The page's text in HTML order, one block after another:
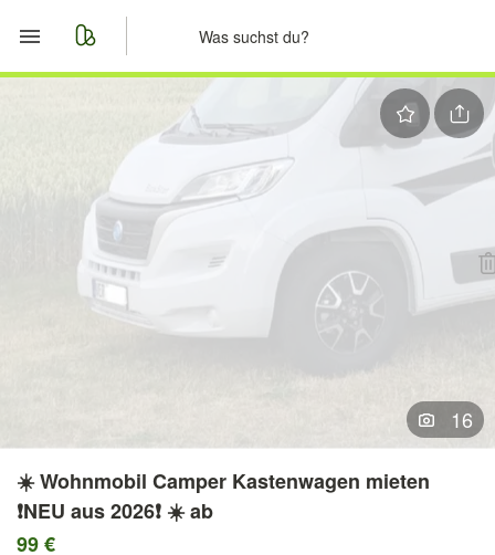
Merkliste
Nachrichten
Anzeige aufgeben
16
☀️ Wohnmobil Camper Kastenwagen mieten
❗️NEU aus 2026❗️ ☀️ ab
99 €